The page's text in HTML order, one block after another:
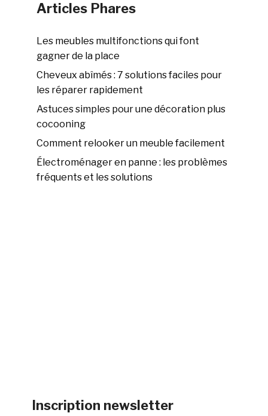
Articles Phares
Les meubles multifonctions qui font
gagner de la place
Cheveux abîmés : 7 solutions faciles pour
les réparer rapidement
Astuces simples pour une décoration plus
cocooning
Comment relooker un meuble facilement
Électroménager en panne : les problèmes
fréquents et les solutions
Inscription newsletter